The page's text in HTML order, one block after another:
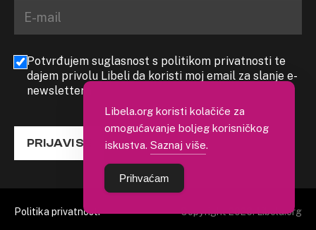
Potvrđujem suglasnost s politikom privatnosti te
dajem privolu Libeli da koristi moj email za slanje e-
newslettera
PRIJAVI SE
Politika privatnosti Copyright 2026. Libela.org
Libela.org koristi kolačiće za
omogućavanje boljeg korisničkog
iskustva. Saznaj više.
Prihvaćam